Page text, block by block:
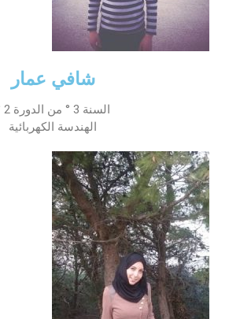
شافي عمار
السنة 3 ° من الدورة 2 °
الهندسة الكهربائية